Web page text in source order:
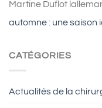
Martine Duflot
automne : une saison
CATÉGORIES
Actualités de la